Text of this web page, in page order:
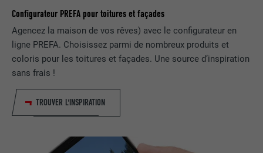
Configurateur PREFA pour toitures et façades
Agencez la maison de vos rêves) avec le configurateur en
ligne PREFA. Choisissez parmi de nombreux produits et
coloris pour les toitures et façades. Une source d’inspiration
sans frais !
TROUVER L'INSPIRATION
UTILITÉ
autorise l'utilisation de cookies. Ne
contient aucun élément d'identification.
UTILITÉ
Utilisé par LinkedIn lorsqu'un site
Internet contient une fenêtre « Suivez-
NOM bcookie
FOURNISSEUR LinkedIn